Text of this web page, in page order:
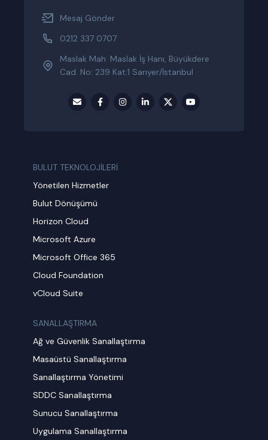
Mesaj Gönder
0212 337 0707
Maslak Mah. Maslak İş Hanı, Büyükdere
Cad. No: 239 Kat:1 Sarıyer/İstanbul
BULUT TEKNOLOJİLERİ
Yönetilen Hizmetler
Bulut Dönüşümü
Horizon Cloud
Microsoft Azure
Microsoft Office 365
Cloud Foundation
vCloud Suite
SANALLAŞTIRMA
Ağ ve Güvenlik Sanallaştırma
Masaüstü Sanallaştırma
Sanallaştırma Yönetimi
SDDC Sanallaştırma
Sunucu Sanallaştırma
Uygulama Sanallaştırma